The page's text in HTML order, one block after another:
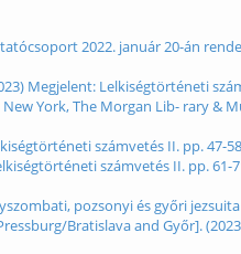
2022. január 20-án
Megjelent: Lelkiségtörténeti
York, The Morgan Lib- rary &
számvetés II. pp. 47-58
számvetés II. pp. 61-
pozsonyi és győri
Bratislava and Győr].